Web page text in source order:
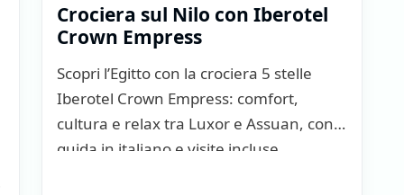
a seconda del tipo di
sé. In ogni caso, la
a bordo di lusso,
per chi cerca
Crociera sul Nilo con Iberotel
Crown Empress
Scopri l’Egitto con la crociera 5 stelle
Iberotel Crown Empress: comfort,
cultura e relax tra Luxor e Assuan, con
guida in italiano e visite incluse.